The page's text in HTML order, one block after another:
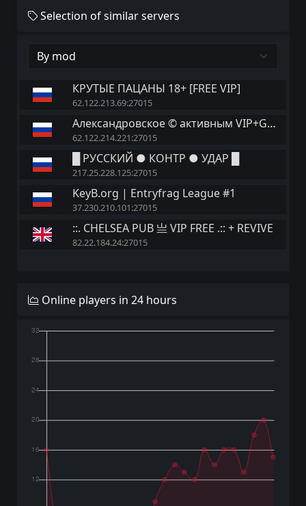
Selection of similar servers
КРУТЫЕ ПАЦАНЫ 18+ [FREE VIP]
62.122.213.69:27015
Александровское © активным VIP+GOLD
62.122.214.221:27015
█ РУССКИЙ ● КОНТР ● УДАР █
217.25.228.125:27015
KeyB.org | Entryfrag League #1
37.230.210.101:27015
::. CHELSEA PUB 亗 VIP FREE .:: + REVIVE
82.22.184.24:27015
Online players in 24 hours